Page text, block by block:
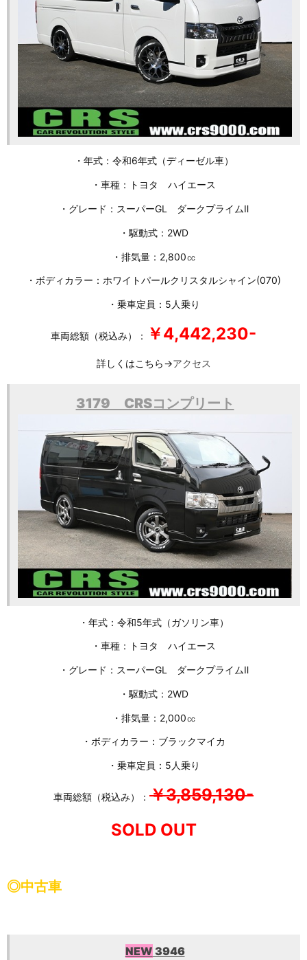
・年式：令和6年式（ディーゼル車）
・車種：トヨタ ハイエース
・グレード：スーパーGL ダークプライムⅡ
・駆動式：2WD
・排気量：2,800㏄
・ボディカラー：ホワイトパールクリスタルシャイン(070)
・乗車定員：5人乗り
車両総額（税込み）： ￥4,442,230-
詳しくはこちら→アクセス
3179 CRSコンプリート
・年式：令和5年式（ガソリン車）
・車種：トヨタ ハイエース
・グレード：スーパーGL ダークプライムⅡ
・駆動式：2WD
・排気量：2,000㏄
・ボディカラー：ブラックマイカ
・乗車定員：5人乗り
車両総額（税込み）： ￥3,859,130-
SOLD OUT
◎中古車
NEW 3946